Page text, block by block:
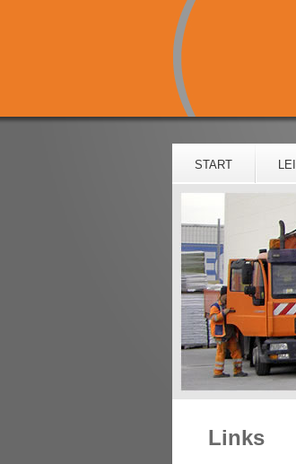
START
Links